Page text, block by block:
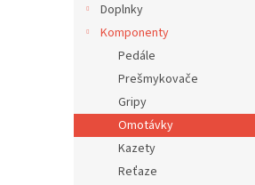
Doplnky
Komponenty
Pedále
Prešmykovače
Gripy
Omotávky
Kazety
Reťaze